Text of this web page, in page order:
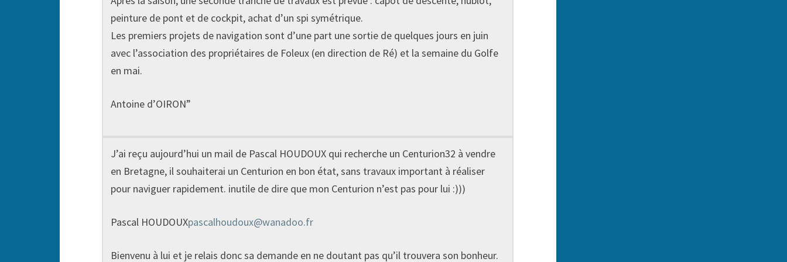
peinture de pont et de cockpit, achat d’un spi symétrique.
Les premiers projets de navigation sont d’une part une sortie de quelques jours en juin
avec l’association des propriétaires de Foleux (en direction de Ré) et la semaine du Golfe
en mai.
Antoine d’OIRON”
J’ai reçu aujourd’hui un mail de Pascal HOUDOUX qui recherche un Centurion32 à vendre
en Bretagne, il souhaiterai un Centurion en bon état, sans travaux important à réaliser
pour naviguer rapidement. inutile de dire que mon Centurion n’est pas pour lui :)))
Pascal HOUDOUXpascalhoudoux@wanadoo.fr
Bienvenu à lui et je relais donc sa demande en ne doutant pas qu’il trouvera son bonheur.